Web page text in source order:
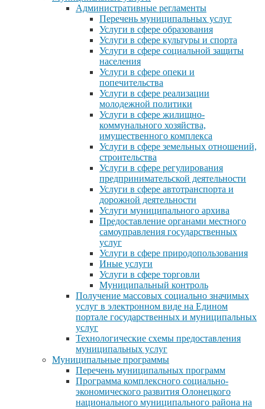
Административные регламенты
Перечень муниципальных услуг
Услуги в сфере образования
Услуги в сфере культуры и спорта
Услуги в сфере социальной защиты
населения
Услуги в сфере опеки и
попечительства
Услуги в сфере реализации
молодежной политики
Услуги в сфере жилищно-
коммунального хозяйства,
имущественного комплекса
Услуги в сфере земельных отношений,
строительства
Услуги в сфере регулирования
предпринимательской деятельности
Услуги в сфере автотранспорта и
дорожной деятельности
Услуги муниципального архива
Предоставление органами местного
самоуправления государственных
услуг
Услуги в сфере природопользования
Иные услуги
Услуги в сфере торговли
Муниципальный контроль
Получение массовых социально значимых
услуг в электронном виде на Едином
портале государственных и муниципальных
услуг
Технологические схемы предоставления
муниципальных услуг
Муниципальные программы
Перечень муниципальных программ
Программа комплексного социально-
экономического развития Олонецкого
национального муниципального района на